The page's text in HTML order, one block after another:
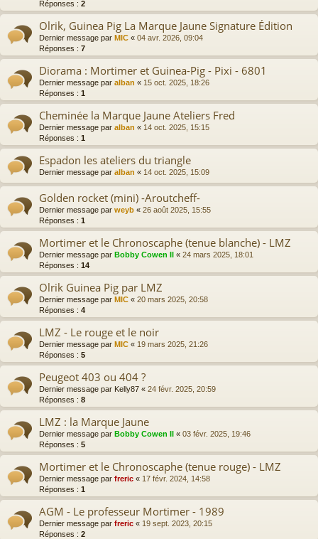
Réponses : 2
Olrik, Guinea Pig La Marque Jaune Signature Édition
Dernier message par MIC « 04 avr. 2026, 09:04
Réponses : 7
Diorama : Mortimer et Guinea-Pig - Pixi - 6801
Dernier message par alban « 15 oct. 2025, 18:26
Réponses : 1
Cheminée la Marque Jaune Ateliers Fred
Dernier message par alban « 14 oct. 2025, 15:15
Réponses : 1
Espadon les ateliers du triangle
Dernier message par alban « 14 oct. 2025, 15:09
Golden rocket (mini) -Aroutcheff-
Dernier message par weyb « 26 août 2025, 15:55
Réponses : 1
Mortimer et le Chronoscaphe (tenue blanche) - LMZ
Dernier message par Bobby Cowen II « 24 mars 2025, 18:01
Réponses : 14
Olrik Guinea Pig par LMZ
Dernier message par MIC « 20 mars 2025, 20:58
Réponses : 4
LMZ - Le rouge et le noir
Dernier message par MIC « 19 mars 2025, 21:26
Réponses : 5
Peugeot 403 ou 404 ?
Dernier message par Kelly87 « 24 févr. 2025, 20:59
Réponses : 8
LMZ : la Marque Jaune
Dernier message par Bobby Cowen II « 03 févr. 2025, 19:46
Réponses : 5
Mortimer et le Chronoscaphe (tenue rouge) - LMZ
Dernier message par freric « 17 févr. 2024, 14:58
Réponses : 1
AGM - Le professeur Mortimer - 1989
Dernier message par freric « 19 sept. 2023, 20:15
Réponses : 2